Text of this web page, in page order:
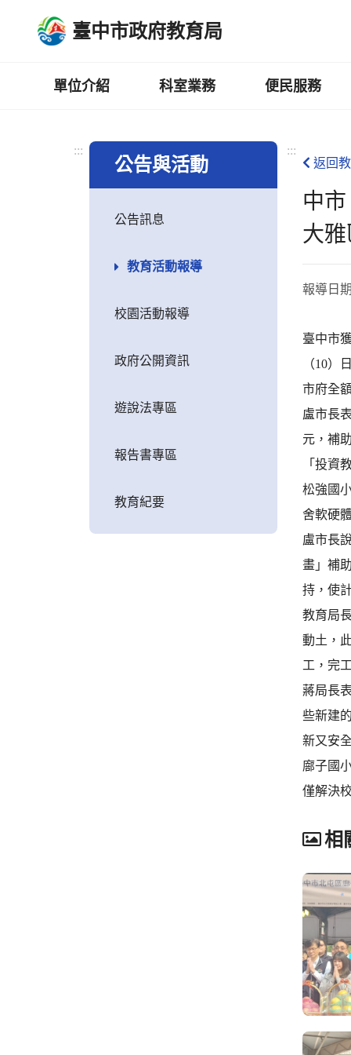
臺中市政府教育局
單位介紹 科室業務 便民服務
:::
公告與活動
公告訊息
教育活動報導
校園活動報導
政府公開資訊
遊說法專區
報告書專區
教育紀要
:::
返回
中
大
報導日
臺中市
（10）
市府全
盧市長
元，補
「投資
松強國
舍軟硬
盧市長
畫」補
持，使
教育局
動土，
工，完
蔣局長
些新建
新又安
廍子國
僅解決
相